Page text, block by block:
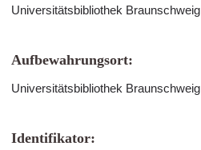
Universitätsbibliothek Braunschweig
Aufbewahrungsort:
Universitätsbibliothek Braunschweig
Identifikator: